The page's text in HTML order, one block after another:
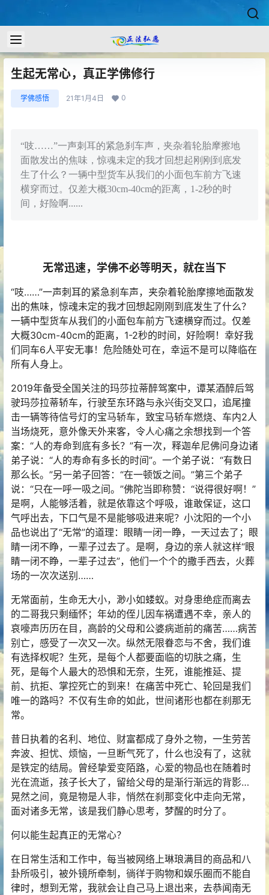
生起无常心，真正学佛修行
学佛感悟 21年1月4日 0
“吱……”一声刺耳的紧急刹车声，夹杂着轮胎摩擦地
面散发出的焦味，惊魂未定的我才回想起刚刚到底发
生了什么？一辆中型货车从我们的小面包车前方飞速
横穿而过。仅差大概30cm-40cm的距离，1-2秒的时
间，好险啊......
无常迅速，学佛不必等明天，就在当下
“吱……”一声刺耳的紧急刹车声，夹杂着轮胎摩擦地面散发
出的焦味，惊魂未定的我才回想起刚刚到底发生了什么？
一辆中型货车从我们的小面包车前方飞速横穿而过。仅差
大概30cm-40cm的距离，1-2秒的时间，好险啊！幸好我
们同车6人平安无事！危险随处可在，幸运不是可以降临在
所有人身上。
2019年备受全国关注的玛莎拉蒂醉驾案中，谭某酒醉后驾
驶玛莎拉蒂轿车，行驶至东环路与永兴街交叉口，追尾撞
击一辆等待信号灯的宝马轿车，致宝马轿车燃烧、车内2人
当场烧死，意外像天外来客，令人心痛之余想找到一个答
案：“人的寿命到底有多长？”有一次，释迦牟尼佛问身边诸
弟子说：“人的寿命有多长的时间”。一个弟子说：“有数日
那么长。”另一弟子回答：“在一顿饭之间。”第三个弟子
说：“只在一呼一吸之间。”佛陀当即称赞：“说得很好啊！”
是啊，人能够活着，就是依靠这个呼吸，谁敢保证，这口
气呼出去，下口气是不是能够吸进来呢？小沈阳的一个小
品也说出了“无常”的道理：眼睛一闭一睁，一天过去了；眼
睛一闭不睁，一辈子过去了。是啊，身边的亲人就这样“眼
睛一闭不睁，一辈子过去”，他们一个个的撒手西去，火葬
场的一次次送别……
无常面前，生命无大小，渺小如蝼蚁。对身患绝症而离去
的二哥我只剩缅怀；年幼的侄儿因车祸遭遇不幸，亲人的
哀嚎声历历在目，高龄的父母和公婆病逝前的痛苦……病苦
别亡，感受了一次又一次。纵然无限眷恋与不舍，我们谁
有选择权呢？生死，是每个人都要面临的切肤之痛，生
死，是每个人最大的恐惧和无奈，生死，谁能推延、提
前、抗拒、掌控死亡的到来！在痛苦中死亡、轮回是我们
唯一的路吗？不仅有生命的如此，世间诸形也都在刹那无
常。
昔日执着的名利、地位、财富都成了身外之物，一生劳苦
奔波、担忧、烦恼，一旦断气死了，什么也没有了，这就
是铁定的结局。曾经挚爱变陌路，心爱的物品也在随着时
光在流逝，孩子长大了，留给父母的是渐行渐远的背影…
晃然之间，竟是物是人非，悄然在刹那变化中走向无常，
面对诸多无常，该是我们静心思考，梦醒的时分了。
何以能生起真正的无常心？
在日常生活和工作中，每当被网络上琳琅满目的商品和八
卦所吸引，被外镜所牵制，徜徉于购物和娱乐圈而不能自
律时，想到无常，我就会让自己马上退出来，去恭闻南无